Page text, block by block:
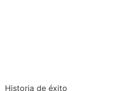
Historia de éxito